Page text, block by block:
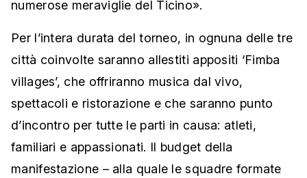
numerose meraviglie del Ticino».
Per l’intera durata del torneo, in ognuna delle tre
città coinvolte saranno allestiti appositi ‘Fimba
villages’, che offriranno musica dal vivo,
spettacoli e ristorazione e che saranno punto
d’incontro per tutte le parti in causa: atleti,
familiari e appassionati. Il budget della
manifestazione – alla quale le squadre formate